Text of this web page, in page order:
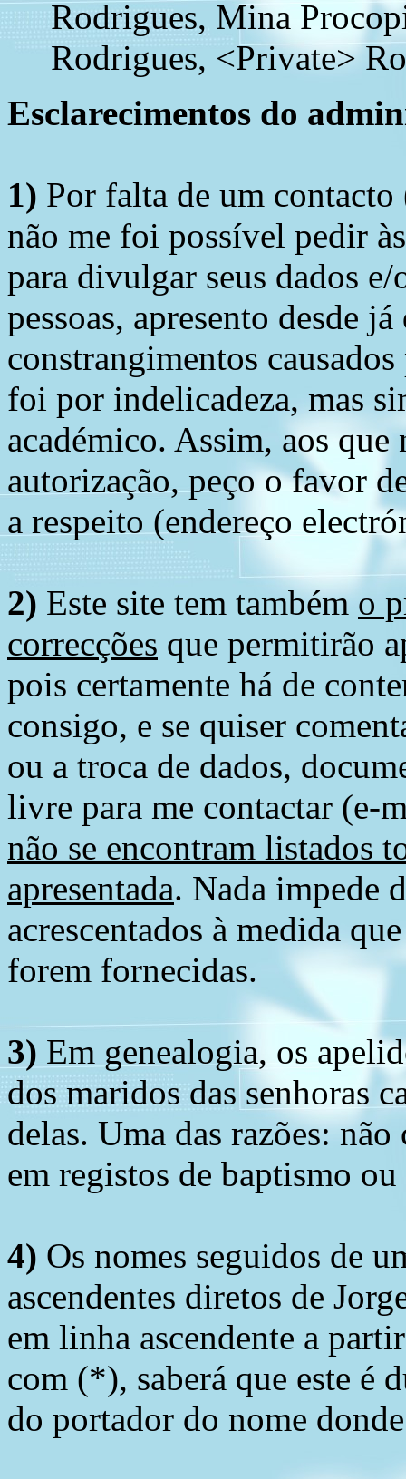
Rodrigues, Mina
Rodrigues, <Private>
Esclarecimentos do
1) Por falta de um
não me foi possível pedir
para divulgar seus dados
pessoas, apresento desde
constrangimentos
foi por indelicadeza, mas
académico. Assim, aos
autorização, peço o favor
a respeito (endereço
2) Este site tem tambémo
correcções que permitirão
pois certamente há de
consigo, e se quiser
ou a troca de dados,
livre para me contactar (e-
não se encontram listados
apresentada. Nada impede
acrescentados à medida
forem fornecidas.
3) Em genealogia, os
dos maridos das senhoras
delas. Uma das razões:
em registos de baptismo
4) Os nomes seguidos de
ascendentes diretos de
em linha ascendente a
com (*), saberá que este é
do portador do nome